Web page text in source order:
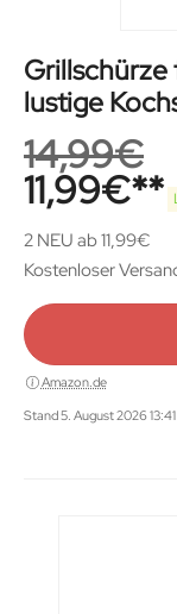
lustige
14,99€
11,99€
2 NEU ab 11,99€
Kostenloser
Amazon.de
Stand 5. August 2026 13:41